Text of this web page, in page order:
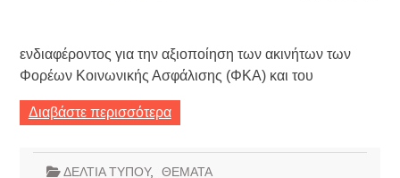
ενδιαφέροντος για την αξιοποίηση των ακινήτων των
Φορέων Κοινωνικής Ασφάλισης (ΦΚΑ) και του
Διαβάστε περισσότερα
ΔΕΛΤΙΑ ΤΥΠΟΥ, ΘΕΜΑΤΑ